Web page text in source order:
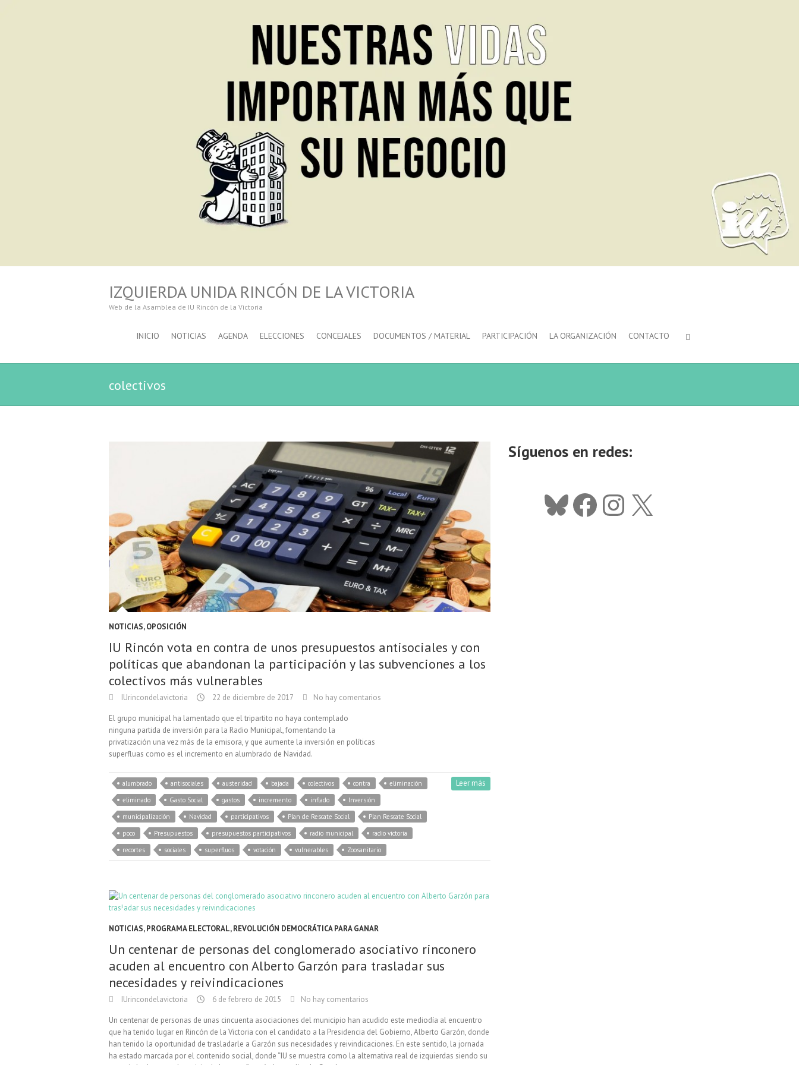
IZQUIERDA UNIDA RINCÓN DE LA VICTORIA
Web de la Asamblea de IU Rincón de la Victoria
INICIO NOTICIAS AGENDA ELECCIONES CONCEJALES DOCUMENTOS / MATERIAL PARTICIPACIÓN LA ORGANIZACIÓN CONTACTO
colectivos
NOTICIAS,OPOSICIÓN
IU Rincón vota en contra de unos presupuestos antisociales y con
políticas que abandonan la participación y las subvenciones a los
colectivos más vulnerables
IUrincondelavictoria 22 de diciembre de 2017 No hay comentarios
El grupo municipal ha lamentado que el tripartito no haya contemplado
ninguna partida de inversión para la Radio Municipal, fomentando la
privatización una vez más de la emisora, y que aumente la inversión en políticas
superfluas como es el incremento en alumbrado de Navidad.
alumbrado antisociales austeridad bajada colectivos contra
eliminación
eliminado
Gasto Social gastos incremento inflado
Inversión
municipalización
Navidad participativos Plan de Rescate Social
Plan Rescate Social
poco
Presupuestos presupuestos participativos radio municipal
radio victoria
recortes
sociales superfluos votación vulnerables Zoosanitario
Leer más
NOTICIAS,PROGRAMA ELECTORAL,REVOLUCIÓN DEMOCRÁTICA PARA GANAR
Un centenar de personas del conglomerado asociativo rinconero
acuden al encuentro con Alberto Garzón para trasladar sus
necesidades y reivindicaciones
IUrincondelavictoria 6 de febrero de 2015 No hay comentarios
Un centenar de personas de unas cincuenta asociaciones del municipio han acudido este mediodía al encuentro
que ha tenido lugar en Rincón de la Victoria con el candidato a la Presidencia del Gobierno, Alberto Garzón, donde
han tenido la oportunidad de trasladarle a Garzón sus necesidades y reivindicaciones. En este sentido, la jornada
ha estado marcada por el contenido social, donde “IU se muestra como la alternativa real de izquierdas siendo su
Síguenos en redes:
Bluesky
Facebook
Instagram
X